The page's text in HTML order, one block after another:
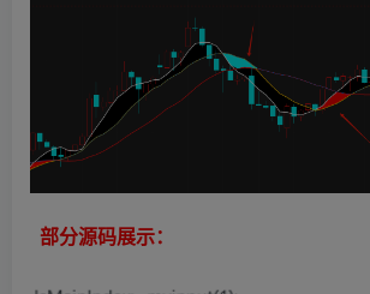
部分源码展示：